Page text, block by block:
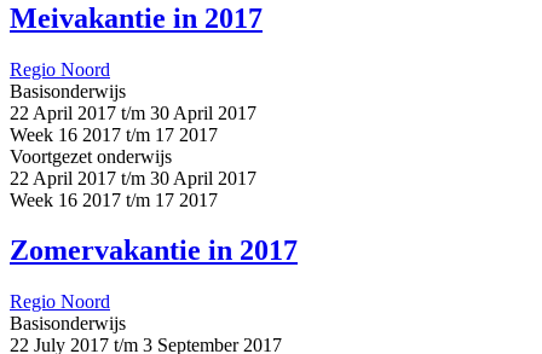
Meivakantie in 2017
Regio Noord
Basisonderwijs
22 April 2017 t/m 30 April 2017
Week 16 2017 t/m 17 2017
Voortgezet onderwijs
22 April 2017 t/m 30 April 2017
Week 16 2017 t/m 17 2017
Zomervakantie in 2017
Regio Noord
Basisonderwijs
22 July 2017 t/m 3 September 2017